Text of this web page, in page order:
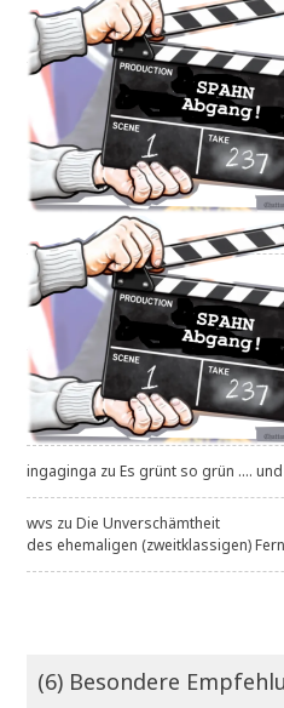
ingaginga zuEs grünt so grün ....
wvs zuDie Unverschämtheit
des ehemaligen (zweitklassigen)
(6) Besondere